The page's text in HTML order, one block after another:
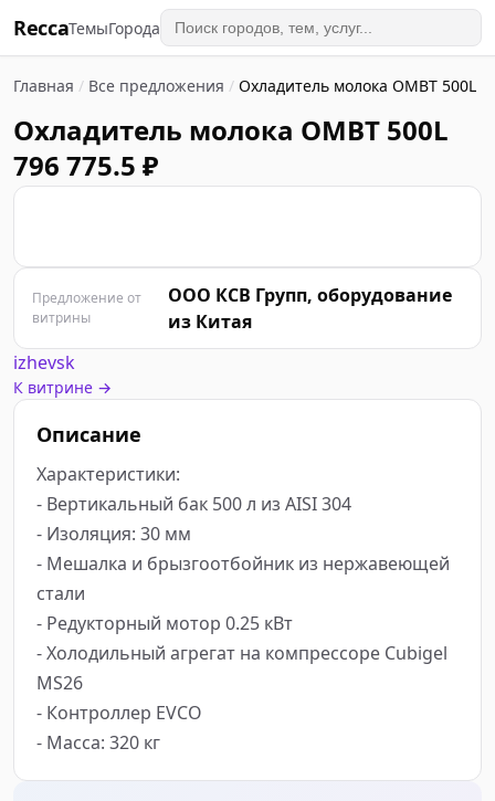
ReccaТемыГорода
Главная / Все предложения / Охладитель молока OMBT 500L
Охладитель молока OMBT 500L
796 775.5 ₽
Предложение от
витрины
ООО КСВ Групп, оборудование
из Китая
izhevsk
К витрине →
Описание
Характеристики:
- Вертикальный бак 500 л из AISI 304
- Изоляция: 30 мм
- Мешалка и брызгоотбойник из нержавеющей
стали
- Редукторный мотор 0.25 кВт
- Холодильный агрегат на компрессоре Cubigel
MS26
- Контроллер EVCO
- Масса: 320 кг